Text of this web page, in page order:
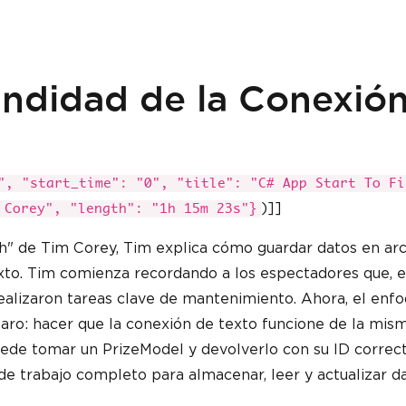
de la
"start_time": "0", "title": "C# App Start To
"length": "1h 15m 23s"} )]]
de Tim Corey, Tim explica cómo guardar datos en
Tim comienza recordando a los espectadores que,
tareas clave de mantenimiento. Ahora, el
hacer que la conexión de texto funcione de la
tomar un PrizeModel y devolverlo con su ID
trabajo completo para almacenar, leer y actualizar